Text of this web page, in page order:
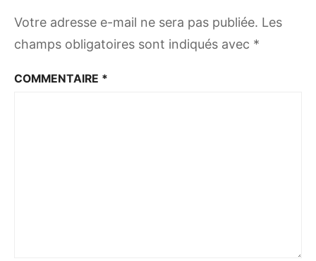
Votre adresse e-mail ne sera pas publiée. Les
champs obligatoires sont indiqués avec *
COMMENTAIRE *